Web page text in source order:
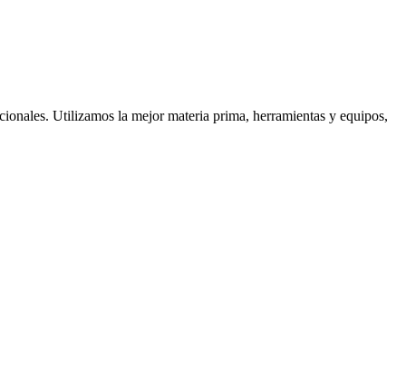
Utilizamos la mejor materia prima, herramientas y equipos,